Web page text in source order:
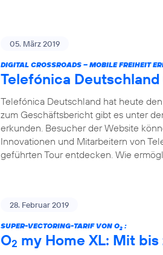
05. März 2019
DIGITAL CROSSROADS – MOBILE FREIHEIT
Telefónica
Telefónica Deutschland hat heute
zum Geschäftsbericht gibt es unter
erkunden. Besucher der Website
Innovationen und Mitarbeitern von
geführten Tour entdecken. Wie
28. Februar 2019
SUPER-VECTORING-TARIF VON O2 :
O2 my Home XL: Mit